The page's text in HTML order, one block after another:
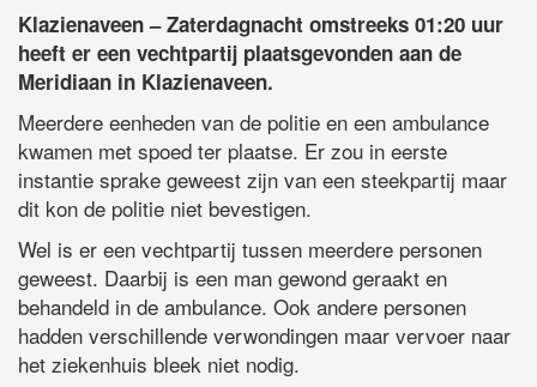
Klazienaveen – Zaterdagnacht omstreeks 01:20 uur
heeft er een vechtpartij plaatsgevonden aan de
Meridiaan in Klazienaveen.
Meerdere eenheden van de politie en een ambulance
kwamen met spoed ter plaatse. Er zou in eerste
instantie sprake geweest zijn van een steekpartij maar
dit kon de politie niet bevestigen.
Wel is er een vechtpartij tussen meerdere personen
geweest. Daarbij is een man gewond geraakt en
behandeld in de ambulance. Ook andere personen
hadden verschillende verwondingen maar vervoer naar
het ziekenhuis bleek niet nodig.